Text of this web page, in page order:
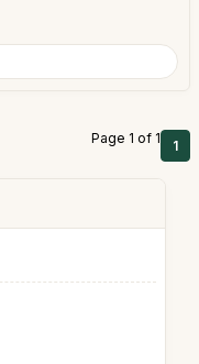
Page 1 of 1 1